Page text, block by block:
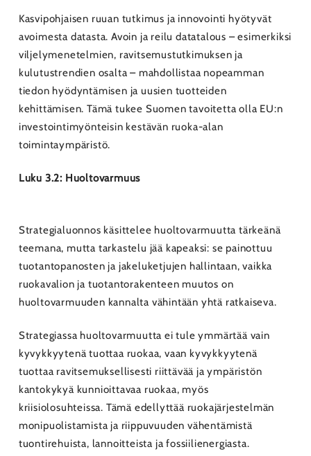
Kasvipohjaisen ruuan tutkimus ja innovointi hyötyvät
avoimesta datasta. Avoin ja reilu datatalous – esimerkiksi
viljelymenetelmien, ravitsemustutkimuksen ja
kulutustrendien osalta – mahdollistaa nopeamman
tiedon hyödyntämisen ja uusien tuotteiden
kehittämisen. Tämä tukee Suomen tavoitetta olla EU:n
investointimyönteisin kestävän ruoka-alan
toimintaympäristö.
Luku 3.2: Huoltovarmuus
Strategialuonnos käsittelee huoltovarmuutta tärkeänä
teemana, mutta tarkastelu jää kapeaksi: se painottuu
tuotantopanosten ja jakeluketjujen hallintaan, vaikka
ruokavalion ja tuotantorakenteen muutos on
huoltovarmuuden kannalta vähintään yhtä ratkaiseva.
Strategiassa huoltovarmuutta ei tule ymmärtää vain
kyvykkyytenä tuottaa ruokaa, vaan kyvykkyytenä
tuottaa ravitsemuksellisesti riittävää ja ympäristön
kantokykyä kunnioittavaa ruokaa, myös
kriisiolosuhteissa. Tämä edellyttää ruokajärjestelmän
monipuolistamista ja riippuvuuden vähentämistä
tuontirehuista, lannoitteista ja fossiilienergiasta.